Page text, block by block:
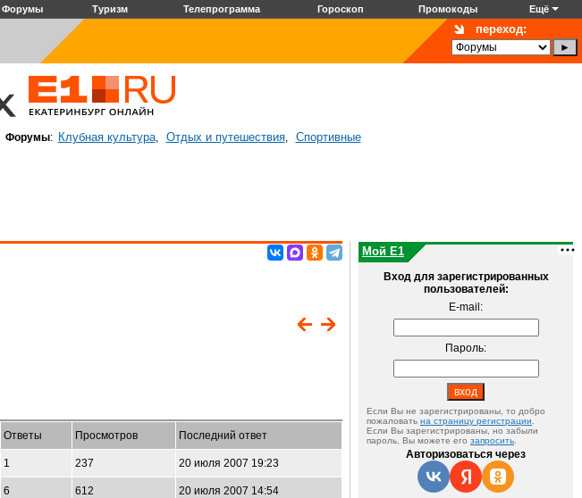
Форумы Туризм Телепрограмма Гороскоп Промокоды Ещё
переход:
Форумы: Клубная культура, Отдых и путешествия, Спортивные
Ответы Просмотров Последний ответ
1 237 20 июля 2007 19:23
6 612 20 июля 2007 14:54
Мой E1
Вход для зарегистрированных
пользователей:
E-mail:
Пароль:
Если Вы не зарегистрированы, то добро
пожаловать на страницу регистрации
Если Вы зарегистрированы, но забыли
пароль, Вы можете его запросить
Авторизоваться через